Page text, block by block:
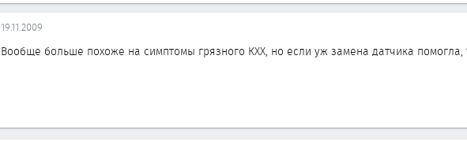
19.11.2009
Вообще больше похоже на симптомы грязного КХХ, но если уж замена датчика